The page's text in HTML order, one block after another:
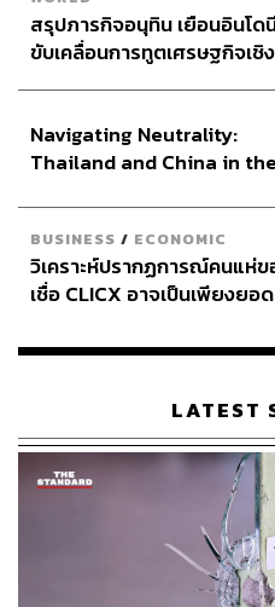
สรุปภารกิจอนุทิน เยือนอินโด
ขับเคลื่อนการทูตเศรษฐกิจเชิ
Navigating Neutrality:
Thailand and China in
BUSINESS / ECONOMIC
วิเคราะห์ปรากฏการณ์คนแห่
เชื่อ CLICX อาจเป็นเพียงยอด
เรือนไทยที่ถูกซุกไว้
LATEST